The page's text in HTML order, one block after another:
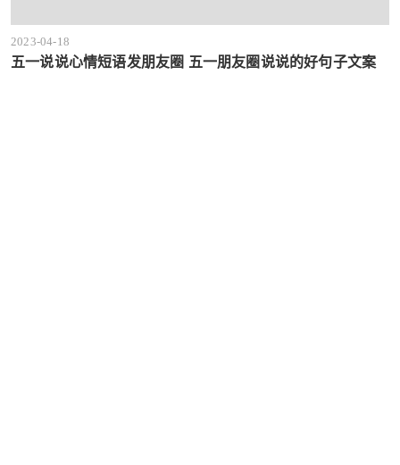
2023-04-18
五一说说心情短语发朋友圈 五一朋友圈说说的好句子文案